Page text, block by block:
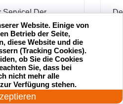
Service! Der
war freundlich
mir schnell geholfen,
meine Schlüssel
hatte.
Website. Einige von
Betrieb der Seite,
diese Website und die
(Tracking Cookies).
ob Sie die Cookies
Sie, dass bei
nicht mehr alle
Verfügung stehen.